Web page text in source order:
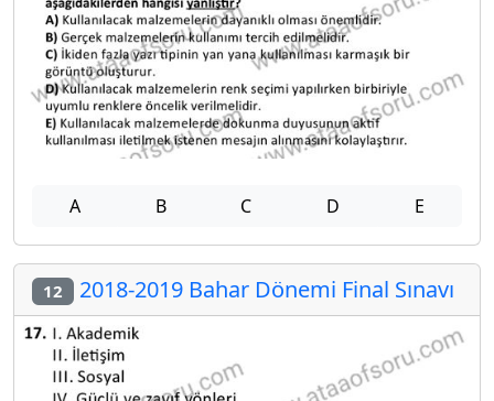
A B C D E
12 2018-2019 Bahar Dönemi Final Sınavı